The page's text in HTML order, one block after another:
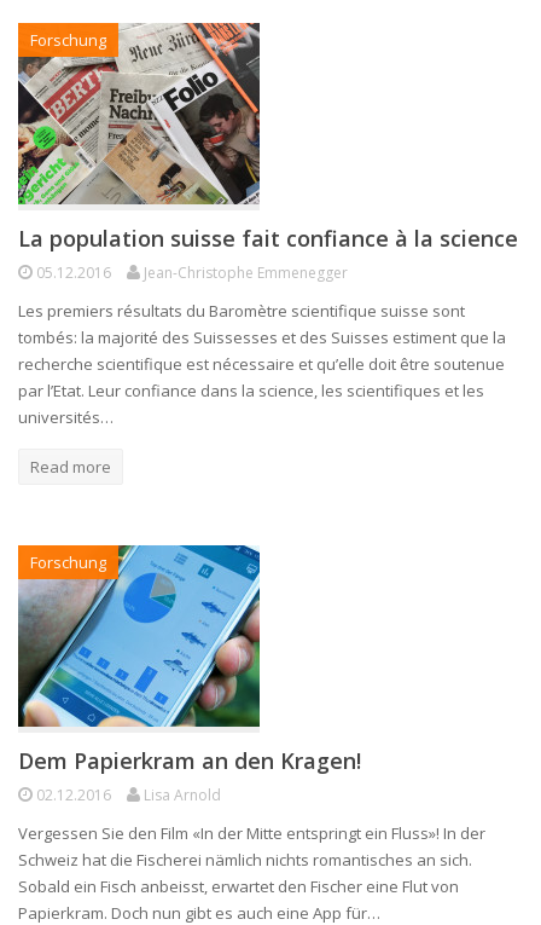
Forschung
La population suisse fait confiance à la science
05.12.2016 Jean-Christophe Emmenegger
Les premiers résultats du Baromètre scientifique suisse sont
tombés: la majorité des Suissesses et des Suisses estiment que la
recherche scientifique est nécessaire et qu’elle doit être soutenue
par l’Etat. Leur confiance dans la science, les scientifiques et les
universités…
Read more
Forschung
Dem Papierkram an den Kragen!
02.12.2016 Lisa Arnold
Vergessen Sie den Film «In der Mitte entspringt ein Fluss»! In der
Schweiz hat die Fischerei nämlich nichts romantisches an sich.
Sobald ein Fisch anbeisst, erwartet den Fischer eine Flut von
Papierkram. Doch nun gibt es auch eine App für…